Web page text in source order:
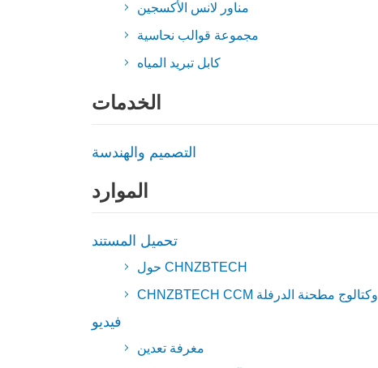
مناور لانس الأكسجين
مجموعة قوالب نحاسية
كابل تبريد المياه
الخدمات
التصميم والهندسة
الموارد
تحميل المستند
حول CHNZBTECH
CHNZBTECH CCM وكتالوج مطحنة الدرفلة
فيديو
مغرفة تعدين